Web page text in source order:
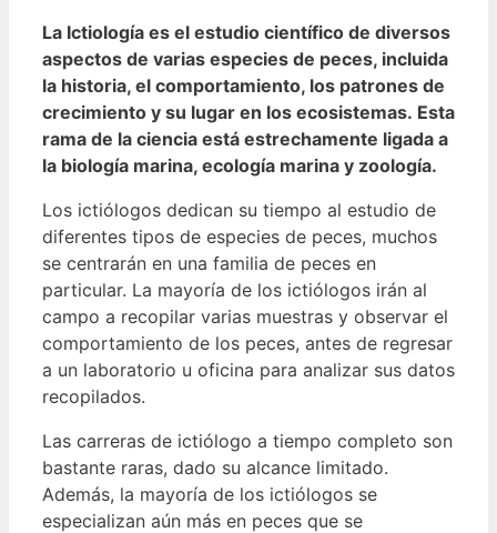
La Ictiología es el estudio científico de diversos
aspectos de varias especies de peces, incluida
la historia, el comportamiento, los patrones de
crecimiento y su lugar en los ecosistemas. Esta
rama de la ciencia está estrechamente ligada a
la biología marina, ecología marina y zoología.
Los ictiólogos dedican su tiempo al estudio de
diferentes tipos de especies de peces, muchos
se centrarán en una familia de peces en
particular. La mayoría de los ictiólogos irán al
campo a recopilar varias muestras y observar el
comportamiento de los peces, antes de regresar
a un laboratorio u oficina para analizar sus datos
recopilados.
Las carreras de ictiólogo a tiempo completo son
bastante raras, dado su alcance limitado.
Además, la mayoría de los ictiólogos se
especializan aún más en peces que se